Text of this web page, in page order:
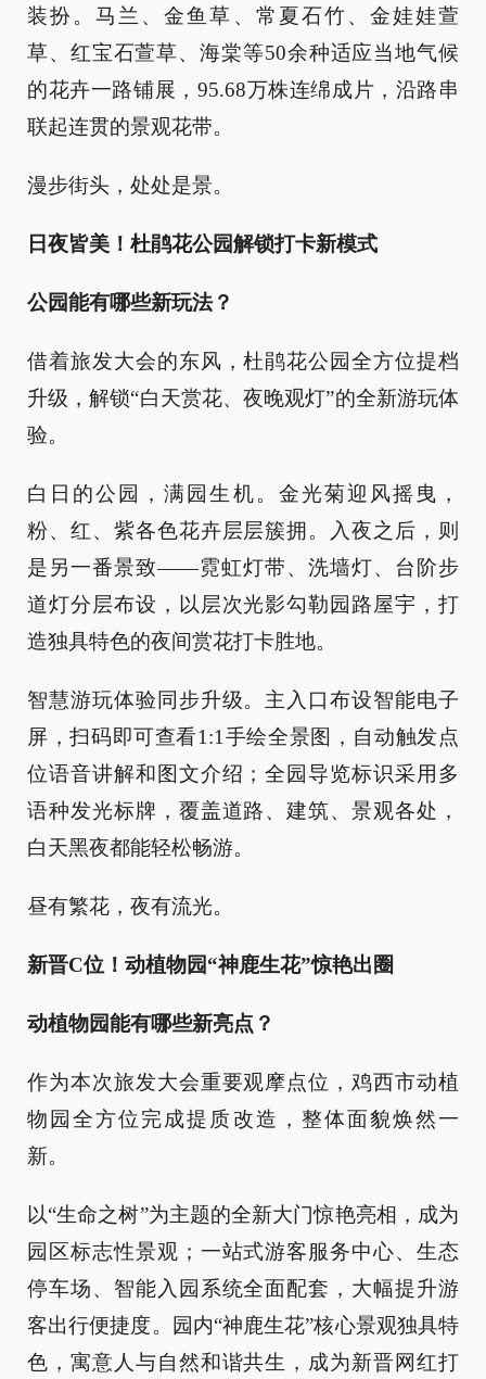
装扮。马兰、金鱼草、常夏石竹、金娃娃萱
草、红宝石萱草、海棠等50余种适应当地气候
的花卉一路铺展，95.68万株连绵成片，沿路串
联起连贯的景观花带。
漫步街头，处处是景。
日夜皆美！杜鹃花公园解锁打卡新模式
公园能有哪些新玩法？
借着旅发大会的东风，杜鹃花公园全方位提档
升级，解锁“白天赏花、夜晚观灯”的全新游玩体
验。
白日的公园，满园生机。金光菊迎风摇曳，
粉、红、紫各色花卉层层簇拥。入夜之后，则
是另一番景致——霓虹灯带、洗墙灯、台阶步
道灯分层布设，以层次光影勾勒园路屋宇，打
造独具特色的夜间赏花打卡胜地。
智慧游玩体验同步升级。主入口布设智能电子
屏，扫码即可查看1:1手绘全景图，自动触发点
位语音讲解和图文介绍；全园导览标识采用多
语种发光标牌，覆盖道路、建筑、景观各处，
白天黑夜都能轻松畅游。
昼有繁花，夜有流光。
新晋C位！动植物园“神鹿生花”惊艳出圈
动植物园能有哪些新亮点？
作为本次旅发大会重要观摩点位，鸡西市动植
物园全方位完成提质改造，整体面貌焕然一
新。
以“生命之树”为主题的全新大门惊艳亮相，成为
园区标志性景观；一站式游客服务中心、生态
停车场、智能入园系统全面配套，大幅提升游
客出行便捷度。园内“神鹿生花”核心景观独具特
色，寓意人与自然和谐共生，成为新晋网红打